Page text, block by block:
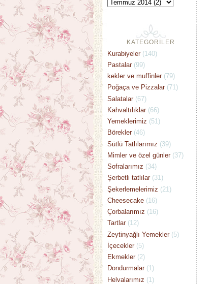
KATEGORİLER
Kurabiyeler (140)
Pastalar (99)
kekler ve muffinler (79)
Poğaça ve Pizzalar (71)
Salatalar (67)
Kahvaltılıklar (66)
Yemeklerimiz (51)
Börekler (46)
Sütlü Tatlılarımız (39)
Mimler ve özel günler (37)
Sofralarımız (34)
Şerbetli tatlılar (31)
Şekerlemelerimiz (21)
Cheesecake (16)
Çorbalarımız (16)
Tartlar (12)
Zeytinyağlı Yemekler (5)
İçecekler (5)
Ekmekler (2)
Dondurmalar (1)
Helvalarımız (1)